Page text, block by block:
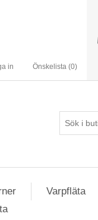
in Önskelista (0)
Varpfläta